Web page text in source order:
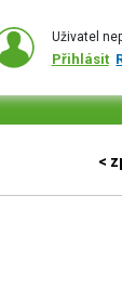
Uživatel
Přihlásit
<